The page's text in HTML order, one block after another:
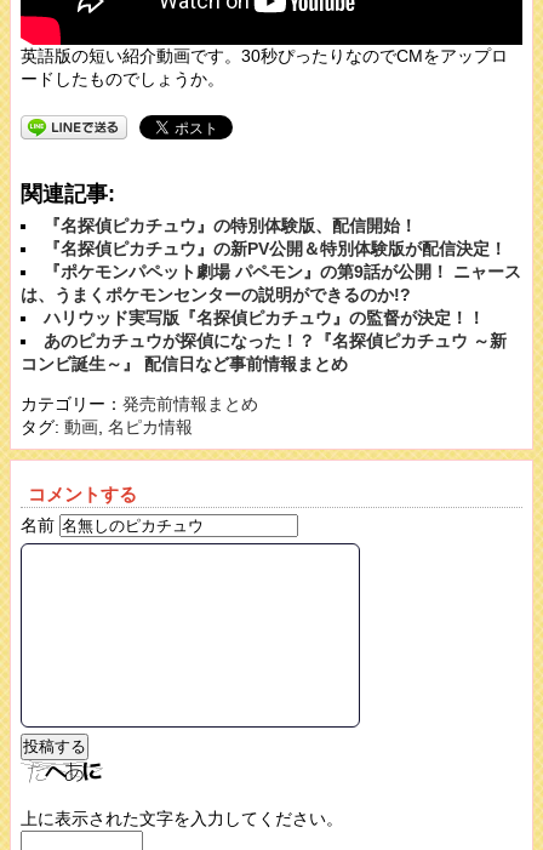
英語版の短い紹介動画です。30秒ぴったりなのでCMをアップロ
ードしたものでしょうか。
関連記事:
『名探偵ピカチュウ』の特別体験版、配信開始！
『名探偵ピカチュウ』の新PV公開＆特別体験版が配信決定！
『ポケモンパペット劇場 パペモン』の第9話が公開！ ニャース
は、うまくポケモンセンターの説明ができるのか!?
ハリウッド実写版『名探偵ピカチュウ』の監督が決定！！
あのピカチュウが探偵になった！？『名探偵ピカチュウ ～新
コンビ誕生～』 配信日など事前情報まとめ
カテゴリー： 発売前情報まとめ
タグ: 動画 名ピカ情報
コメントする
名前
上に表示された文字を入力してください。